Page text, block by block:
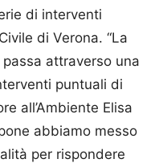
di interventi
di Verona. “La
attraverso una
puntuali di
all’Ambiente Elisa
abbiamo messo
per rispondere